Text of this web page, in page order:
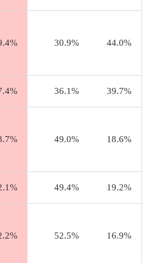
30.9% 44.0%
36.1% 39.7%
49.0% 18.6%
49.4% 19.2%
52.5% 16.9%